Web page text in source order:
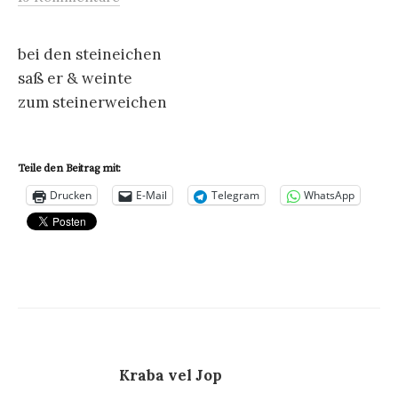
bei den steineichen
saß er & weinte
zum steinerweichen
Teile den Beitrag mit:
Drucken E-Mail Telegram WhatsApp
Kraba vel Jop